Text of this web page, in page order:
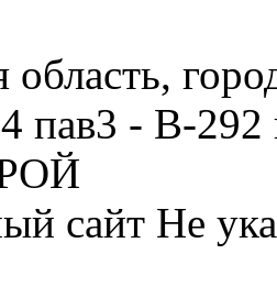
область,
пав3 - В-
сайт Не